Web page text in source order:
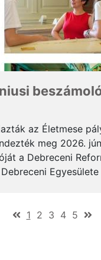
az Életmese
meg 2026.
a Debreceni
1(current)
2 3 4 5